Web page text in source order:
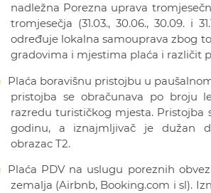
nadležna Porezna uprava
tromjesečja (31.03., 30.06., 30.09. i
određuje lokalna samouprava zbog
gradovima i mjestima plaća i različit
Plaća boravišnu pristojbu u
pristojba se obračunava po broju
razredu turističkog mjesta. Pristojba
godinu, a iznajmljivač je dužan
obrazac T2.
Plaća PDV na uslugu poreznih
zemalja (Airbnb, Booking.com i sl).